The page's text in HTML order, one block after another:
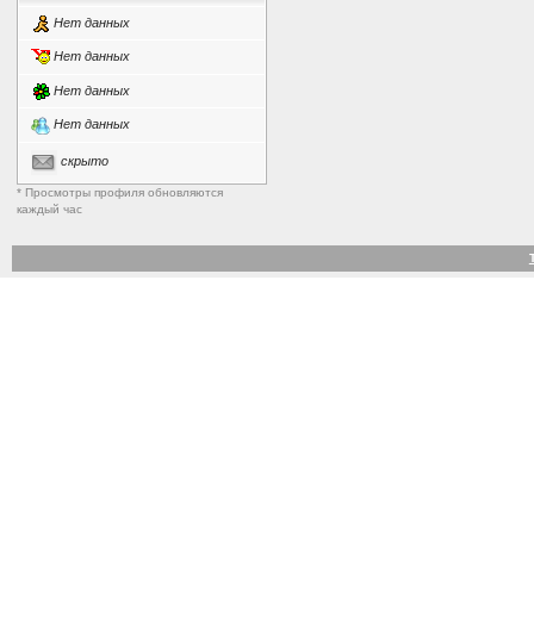
Нет данных
Нет данных
Нет данных
Нет данных
скрыто
* Просмотры профиля обновляются
каждый час